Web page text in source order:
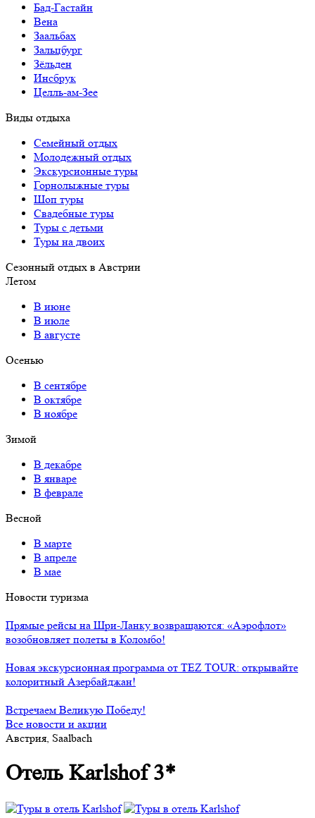
Бад-Гаcтайн
Вена
Заальбах
Зальцбург
Зёльден
Инсбрук
Целль-ам-Зее
Виды отдыха
Семейный отдых
Молодежный отдых
Экскурсионные туры
Горнолыжные туры
Шоп туры
Свадебные туры
Туры с детьми
Туры на двоих
Сезонный отдых в Австрии
Летом
В июне
В июле
В августе
Осенью
В сентябре
В октябре
В ноябре
Зимой
В декабре
В январе
В феврале
Весной
В марте
В апреле
В мае
Новости туризма
Прямые рейсы на Шри-Ланку возвращаются: «Аэрофлот»
возобновляет полеты в Коломбо!
Новая экскурсионная программа от TEZ TOUR: открывайте
колоритный Азербайджан!
Встречаем Великую Победу!
Все новости и акции
Австрия, Saalbach
Отель Karlshof 3*